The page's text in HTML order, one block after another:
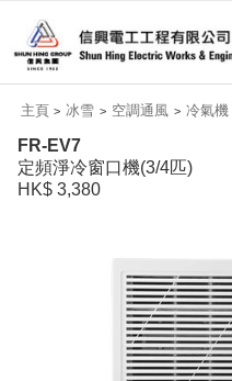
主頁 > 冰雪 > 空調通風 > 冷氣機
FR-EV7
定頻淨冷窗口機(3/4匹)
HK$ 3,380